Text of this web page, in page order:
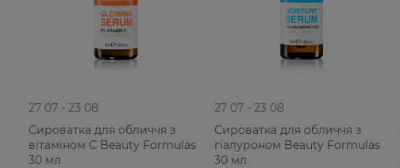
27 07 - 23 08
Сироватка для обличчя з
вітаміном С Beauty Formulas
30 мл
27 07 - 23 08
Сироватка для обличчя з
гіалуроном Beauty Formulas
30 мл